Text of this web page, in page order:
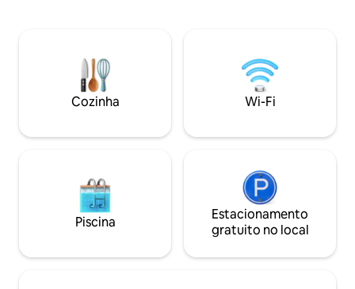
para banho, picador de madeira e muito
mais. Nosso restaurante "Hof Bissee"
com cozinha regional e café da manhã (5
minutos a pé).
eletrodomésticos
máquina de café
também estão à
banheiro tem
Cozinha Wi-Fi
Piscina
Estacionamento
gratuito no local